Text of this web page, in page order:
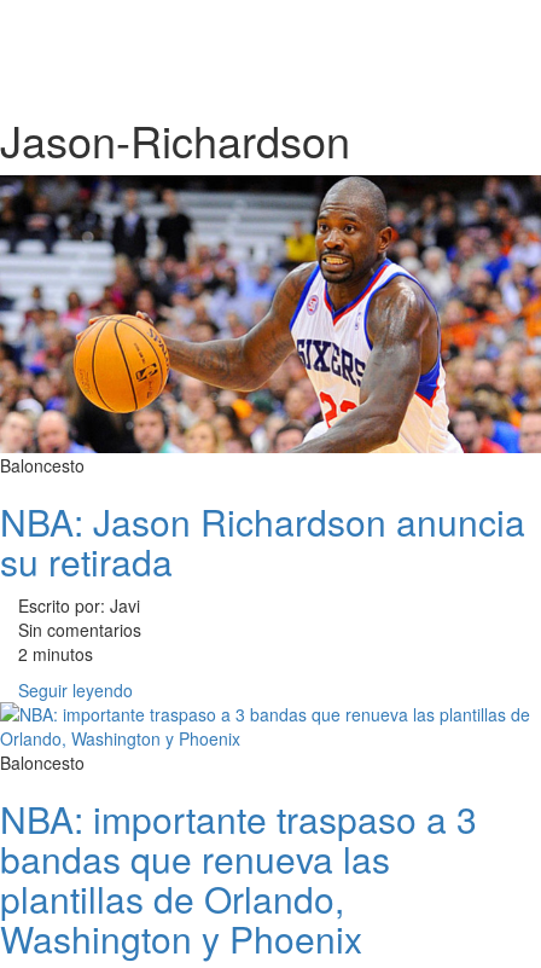
Jason-Richardson
Baloncesto
NBA: Jason Richardson anuncia
su retirada
Escrito por: Javi
Sin comentarios
2 minutos
Seguir leyendo
Baloncesto
NBA: importante traspaso a 3
bandas que renueva las
plantillas de Orlando,
Washington y Phoenix